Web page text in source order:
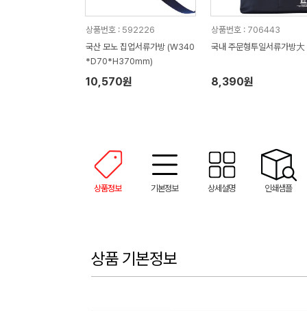
상품번호 : 592226
국산 모노 집업서류가방 (W340
*D70*H370mm)
10,570원
상품번호 : 706443
국내 주문형투일서류가방大
8,390원
상품정보 기본정보 상세설명 인쇄샘플
상품 기본정보